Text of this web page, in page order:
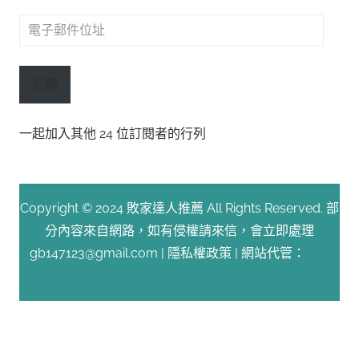
電
郵
址
一起加入其他 24 位訂閱者的行列
Copyright © 2024 敗家達人推薦 All Rights Reserved. 部
分內容來自網路，如有侵權請來信，會立即處理
gb147123@gmail.com | 隱私權政策 | 網站代管：